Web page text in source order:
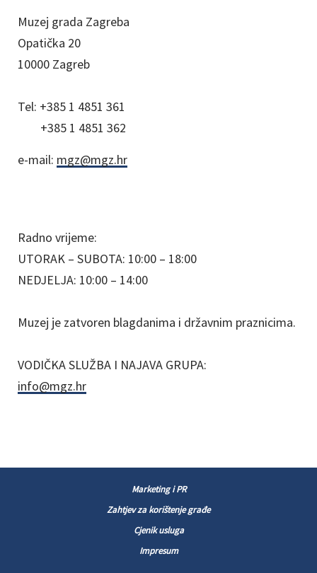
Muzej grada Zagreba
Opatička 20
10000 Zagreb
Tel: +385 1 4851 361
+385 1 4851 362
e-mail: mgz@mgz.hr
Radno vrijeme:
UTORAK – SUBOTA: 10:00 – 18:00
NEDJELJA: 10:00 – 14:00
Muzej je zatvoren blagdanima i državnim praznicima.
VODIČKA SLUŽBA I NAJAVA GRUPA:
info@mgz.hr
Marketing i PR
Zahtjev za korištenje građe
Cjenik usluga
Impresum